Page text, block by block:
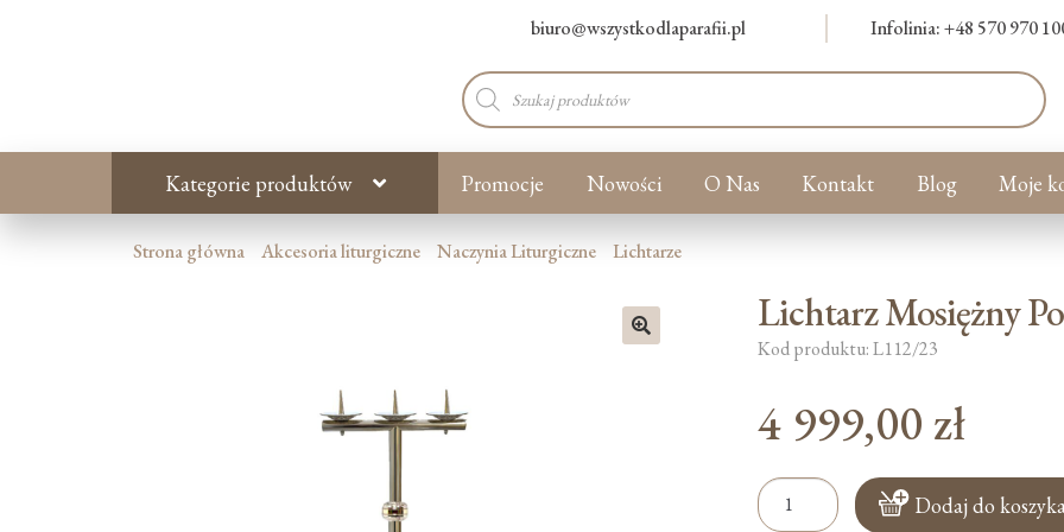
biuro@wszystkodlaparafii.pl Infolinia: +48 570 970
Wyszukiwarka
produktów
Kategorie produktów Promocje Nowości O Nas Kontakt Blog Moje
Strona główna Akcesoria liturgiczne Naczynia Liturgiczne Lichtarze
Lichtarz Mosiężny
Kod produktu: L112/23
4 999,00 zł
ilość
Lichtarz
Dodaj do